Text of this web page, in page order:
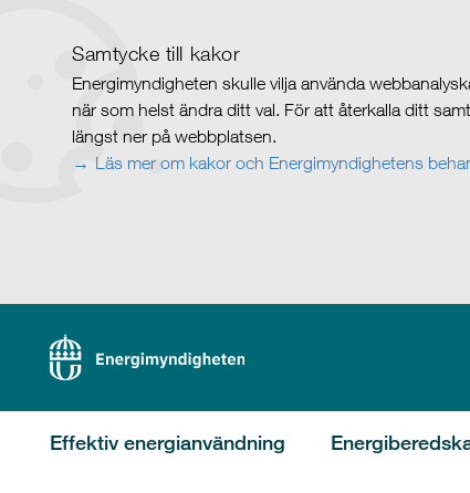
Samtycke till kakor
Energimyndigheten skulle vilja använda
när som helst ändra ditt val. För att återkalla ditt
längst ner på webbplatsen.
Läs mer om kakor och Energimyndighetens
Effektiv energianvändning